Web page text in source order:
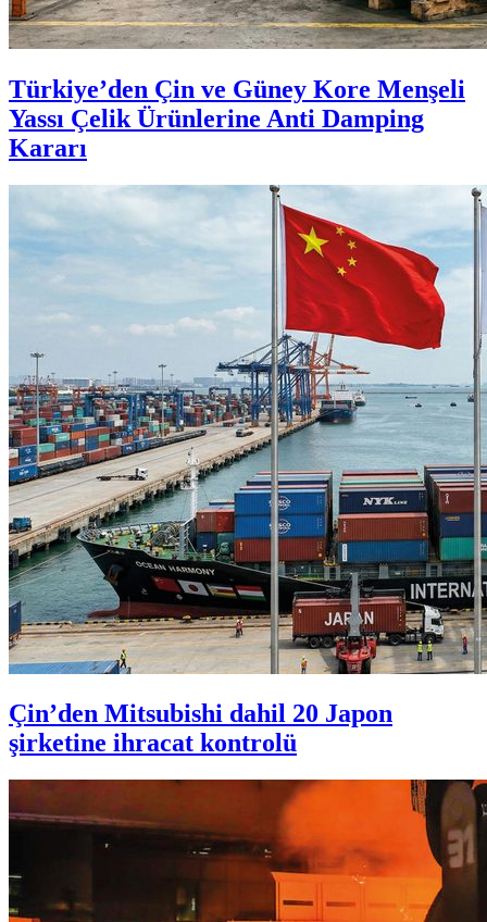
Türkiye’den Çin ve Güney Kore Menşeli
Yassı Çelik Ürünlerine Anti Damping
Kararı
Çin’den Mitsubishi dahil 20 Japon
şirketine ihracat kontrolü